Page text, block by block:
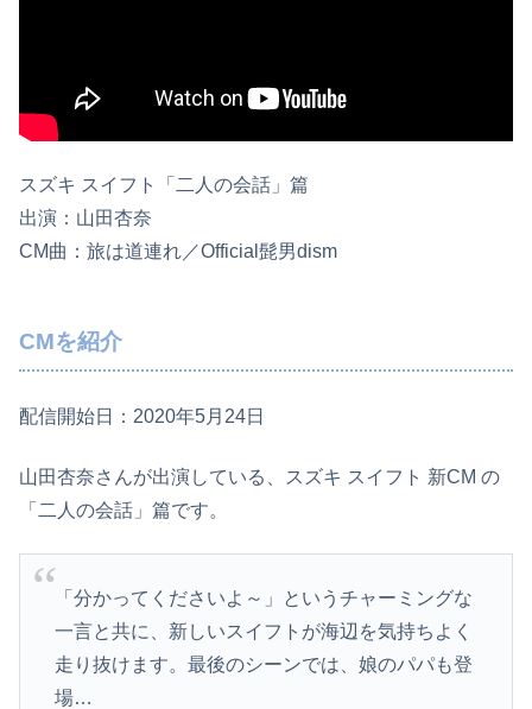
スズキ スイフト「二人の会話」篇
出演：山田杏奈
CM曲：旅は道連れ／Official髭男dism
CMを紹介
配信開始日：2020年5月24日
山田杏奈さんが出演している、スズキ スイフト 新CM の
「二人の会話」篇です。
「分かってくださいよ～」というチャーミングな
一言と共に、新しいスイフトが海辺を気持ちよく
走り抜けます。最後のシーンでは、娘のパパも登
場…